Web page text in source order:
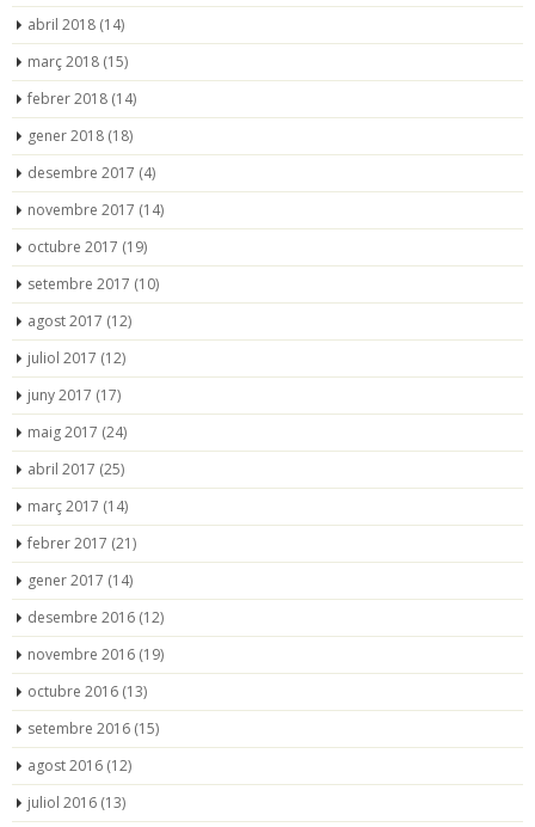
abril 2018 (14)
març 2018 (15)
febrer 2018 (14)
gener 2018 (18)
desembre 2017 (4)
novembre 2017 (14)
octubre 2017 (19)
setembre 2017 (10)
agost 2017 (12)
juliol 2017 (12)
juny 2017 (17)
maig 2017 (24)
abril 2017 (25)
març 2017 (14)
febrer 2017 (21)
gener 2017 (14)
desembre 2016 (12)
novembre 2016 (19)
octubre 2016 (13)
setembre 2016 (15)
agost 2016 (12)
juliol 2016 (13)